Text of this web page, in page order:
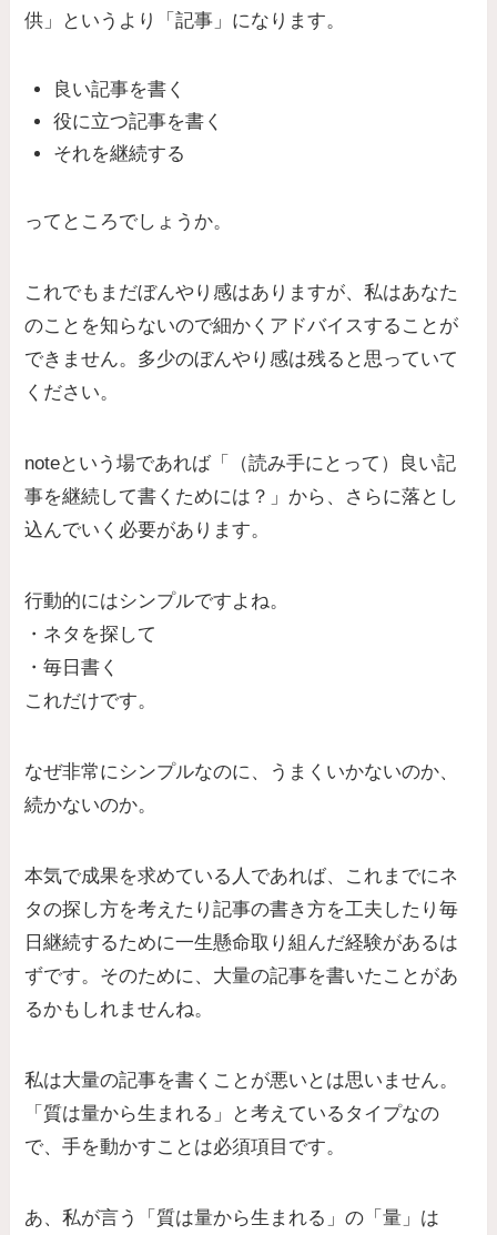
供」というより「記事」になります。
良い記事を書く
役に立つ記事を書く
それを継続する
ってところでしょうか。
これでもまだぼんやり感はありますが、私はあなた
のことを知らないので細かくアドバイスすることが
できません。多少のぼんやり感は残ると思っていて
ください。
noteという場であれば「（読み手にとって）良い記
事を継続して書くためには？」から、さらに落とし
込んでいく必要があります。
行動的にはシンプルですよね。
・ネタを探して
・毎日書く
これだけです。
なぜ非常にシンプルなのに、うまくいかないのか、
続かないのか。
本気で成果を求めている人であれば、これまでにネ
タの探し方を考えたり記事の書き方を工夫したり毎
日継続するために一生懸命取り組んだ経験があるは
ずです。そのために、大量の記事を書いたことがあ
るかもしれませんね。
私は大量の記事を書くことが悪いとは思いません。
「質は量から生まれる」と考えているタイプなの
で、手を動かすことは必須項目です。
あ、私が言う「質は量から生まれる」の「量」は